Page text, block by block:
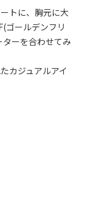
トに、胸元に大
ゴールデンフリ
ーを合わせてみ
カジュアルアイ